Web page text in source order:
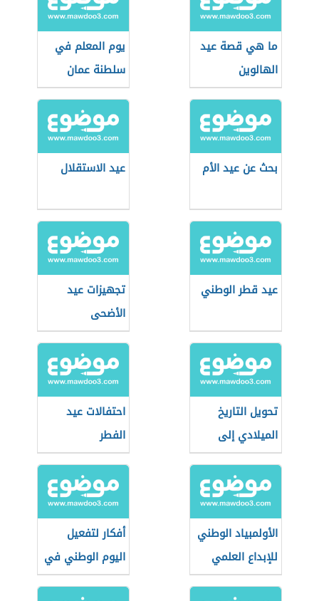
ما هي قصة عيد
الهالوين
يوم المعلم في
سلطنة عمان
بحث عن عيد الأم عيد الاستقلال
عيد قطر الوطني
تجهيزات عيد
الأضحى
تحويل التاريخ
الميلادي إلى
هجري
احتفالات عيد
الفطر
الأولمبياد الوطني
للإبداع العلمي
(مسابقة
أفكار لتفعيل
اليوم الوطني في
مقرات العمل